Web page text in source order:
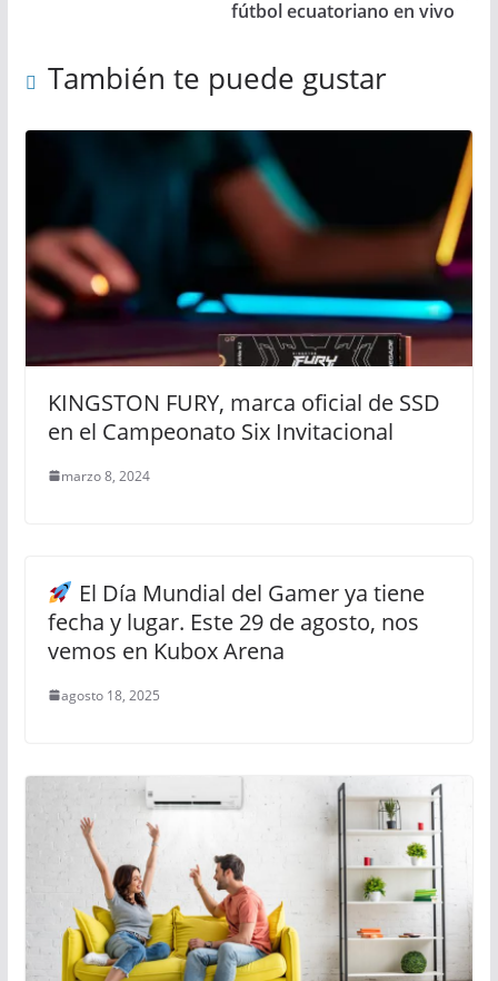
fútbol ecuatoriano en vivo
También te puede gustar
KINGSTON FURY, marca oficial de SSD
en el Campeonato Six Invitacional
marzo 8, 2024
El Día Mundial del Gamer ya tiene
fecha y lugar. Este 29 de agosto, nos
vemos en Kubox Arena
agosto 18, 2025